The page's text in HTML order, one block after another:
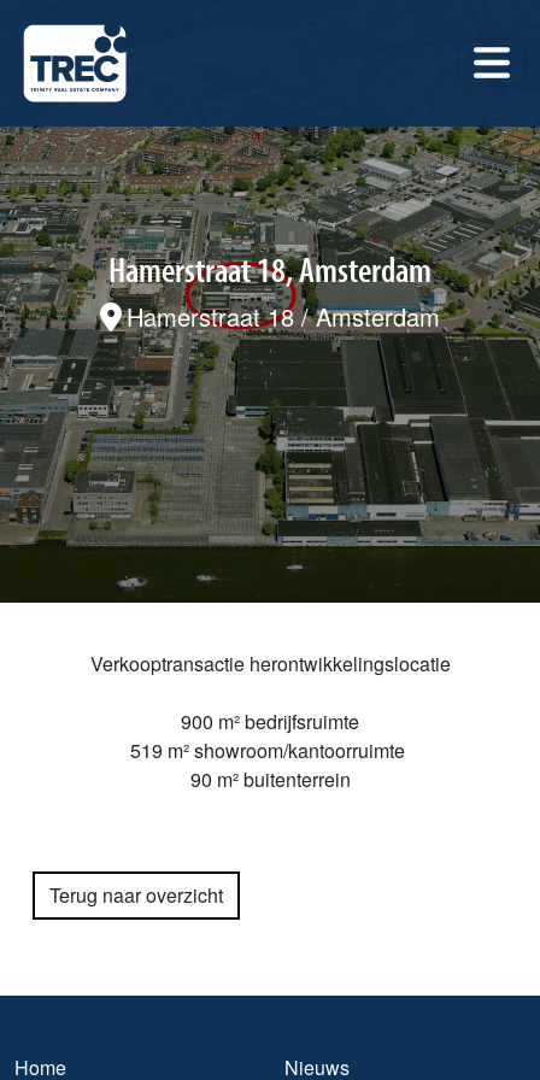
Hamerstraat 18, Amsterdam
Hamerstraat 18 / Amsterdam
Verkooptransactie herontwikkelingslocatie
900 m² bedrijfsruimte
519 m² showroom/kantoorruimte
90 m² buitenterrein
Terug naar overzicht
Home Nieuws